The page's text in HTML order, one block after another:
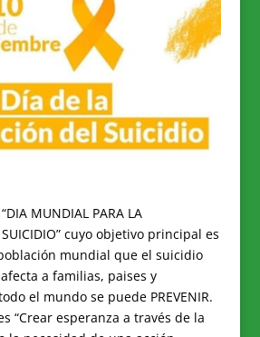
MUNDIAL PARA LA
SUICIDIO” cuyo objetivo principal es
mundial que el suicidio
a familias, paises y
el mundo se puede PREVENIR.
“Crear esperanza a través de la